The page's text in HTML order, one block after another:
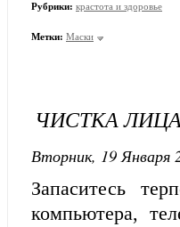
Рубрики: крастота и здоровье
Метки: Маски
ЧИСТКА
Вторник, 19 Января
Запаситесь
компьютера,